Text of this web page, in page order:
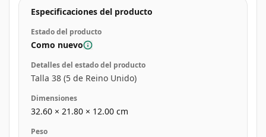
Especificaciones del producto
Estado del producto
Como nuevo
Detalles del estado del producto
Talla 38 (5 de Reino Unido)
Dimensiones
32.60 × 21.80 × 12.00 cm
Peso